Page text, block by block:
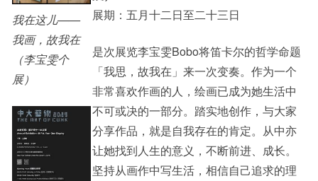
新亚影集
影片库
Alumni Connections
我在这儿——
我画，故我在
（李宝雯个
展）
展期：五月十二日至二十三日
是次展览李宝雯Bobo将笛卡尔的哲学命题
「我思，故我在」来一次变奏。作为一个
非常喜欢作画的人，绘画已成为她生活中
不可或决的一部分。踏实地创作，与大家
分享作品，就是自我存在的肯定。从中亦
让她找到人生的意义，不断前进、成长。
坚持从画作中写生活，相信自己追求的理